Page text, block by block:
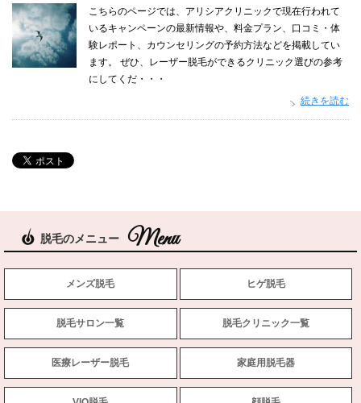
こちらのページでは、アリシアクリニックで現在行われて
いるキャンペーンの最新情報や、料金プラン、口コミ・体
験レポート、カウンセリングの予約方法などを掲載してい
ます。 ぜひ、レーザー脱毛ができるクリニック選びの参考
にしてくだ・・・
続きを読む
脱毛のメニュー
メンズ脱毛 ヒゲ脱毛
脱毛サロン一覧 脱毛クリニック一覧
医療レーザー脱毛 家庭用脱毛器